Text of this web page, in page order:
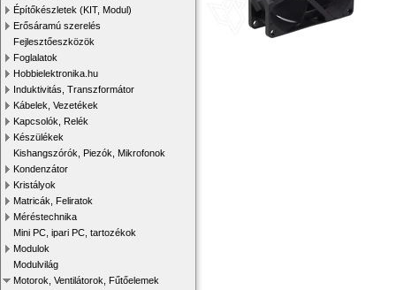
Építőkészletek (KIT, Modul)
Erősáramú szerelés
Fejlesztőeszközök
Foglalatok
Hobbielektronika.hu
Induktivitás, Transzformátor
Kábelek, Vezetékek
Kapcsolók, Relék
Készülékek
Kishangszórók, Piezók, Mikrofonok
Kondenzátor
Kristályok
Matricák, Feliratok
Méréstechnika
Mini PC, ipari PC, tartozékok
Modulok
Modulvilág
Motorok, Ventilátorok, Fűtőelemek